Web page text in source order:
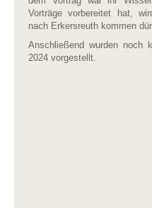
Vorträge vorbereitet hat,
nach Erkersreuth kommen
Anschließend wurden noch
2024 vorgestellt.